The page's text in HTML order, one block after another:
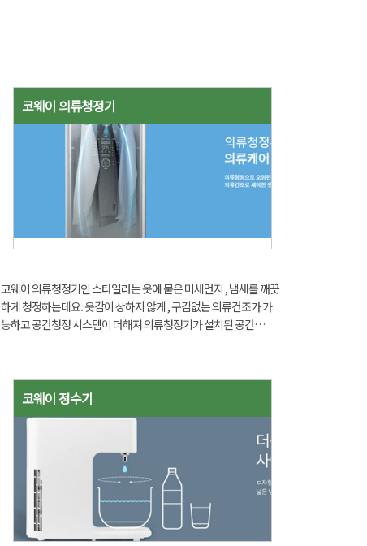
코웨이 의류청정기
코웨이 의류청정기인 스타일러는 옷에 묻은 미세먼지 , 냄새를 깨끗
하게 청정하는데요. 옷감이 상하지 않게 , 구김없는 의류건조가 가
능하고 공간청정 시스템이 더해져 의류청정기가 설치된 공간
코웨이 정수기